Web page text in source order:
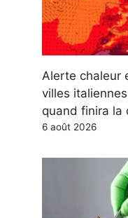
Alerte chaleur
villes
quand finira la
6 août 2026